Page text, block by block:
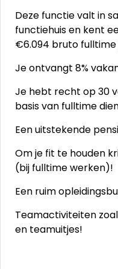
Deze functie valt in
functiehuis en kent
€6.094 bruto
Je ontvangt 8%
Je hebt recht op 30
basis van fulltime
Een uitstekende
Om je fit te houden
(bij fulltime werken)!
Een ruim
Teamactiviteiten
en teamuitjes!